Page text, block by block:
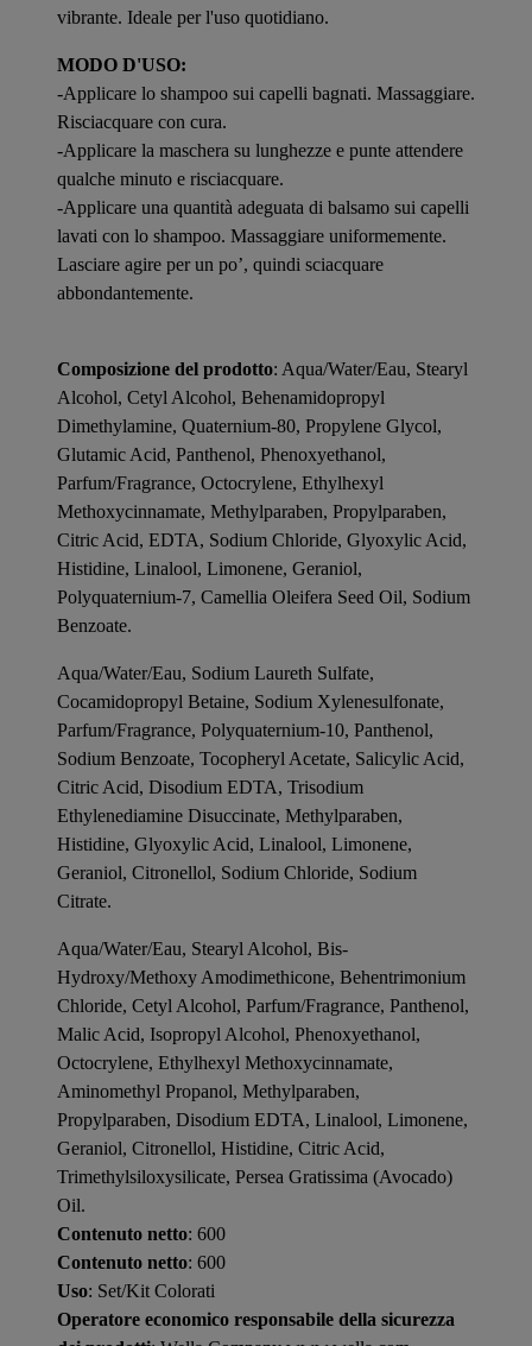
vibrante. Ideale per l'uso quotidiano.
MODO D'USO:
-Applicare lo shampoo sui capelli bagnati. Massaggiare.
Risciacquare con cura.
-Applicare la maschera su lunghezze e punte attendere
qualche minuto e risciacquare.
-Applicare una quantità adeguata di balsamo sui capelli
lavati con lo shampoo. Massaggiare uniformemente.
Lasciare agire per un po’, quindi sciacquare
abbondantemente.
Composizione del prodotto: Aqua/Water/Eau, Stearyl
Alcohol, Cetyl Alcohol, Behenamidopropyl
Dimethylamine, Quaternium-80, Propylene Glycol,
Glutamic Acid, Panthenol, Phenoxyethanol,
Parfum/Fragrance, Octocrylene, Ethylhexyl
Methoxycinnamate, Methylparaben, Propylparaben,
Citric Acid, EDTA, Sodium Chloride, Glyoxylic Acid,
Histidine, Linalool, Limonene, Geraniol,
Polyquaternium-7, Camellia Oleifera Seed Oil, Sodium
Benzoate.
Aqua/Water/Eau, Sodium Laureth Sulfate,
Cocamidopropyl Betaine, Sodium Xylenesulfonate,
Parfum/Fragrance, Polyquaternium-10, Panthenol,
Sodium Benzoate, Tocopheryl Acetate, Salicylic Acid,
Citric Acid, Disodium EDTA, Trisodium
Ethylenediamine Disuccinate, Methylparaben,
Histidine, Glyoxylic Acid, Linalool, Limonene,
Geraniol, Citronellol, Sodium Chloride, Sodium
Citrate.
Aqua/Water/Eau, Stearyl Alcohol, Bis-
Hydroxy/Methoxy Amodimethicone, Behentrimonium
Chloride, Cetyl Alcohol, Parfum/Fragrance, Panthenol,
Malic Acid, Isopropyl Alcohol, Phenoxyethanol,
Octocrylene, Ethylhexyl Methoxycinnamate,
Aminomethyl Propanol, Methylparaben,
Propylparaben, Disodium EDTA, Linalool, Limonene,
Geraniol, Citronellol, Histidine, Citric Acid,
Trimethylsiloxysilicate, Persea Gratissima (Avocado)
Oil.
Contenuto netto: 600
Contenuto netto: 600
Uso: Set/Kit Colorati
Operatore economico responsabile della sicurezza